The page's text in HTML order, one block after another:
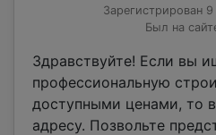
Зарегистрирован
Был на
Здравствуйте! Если вы
профессиональную
доступными ценами, то
адресу. Позвольте